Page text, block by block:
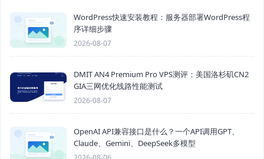
WordPress快速安装教程：服务器部署WordPress程
序详细步骤
2026-08-07
DMIT AN4 Premium Pro VPS测评：美国洛杉矶CN2
GIA三网优化线路性能测试
2026-08-07
OpenAI API兼容接口是什么？一个API调用GPT、
Claude、Gemini、DeepSeek多模型